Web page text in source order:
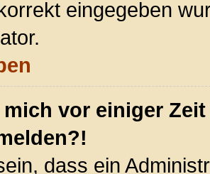
eingegeben
mich vor einiger
dass ein